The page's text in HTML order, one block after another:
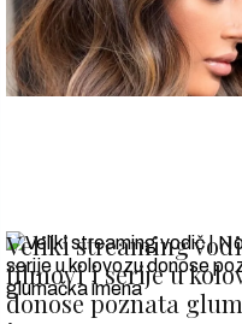
Veliki streaming
filmovi i serije u
donose poznata